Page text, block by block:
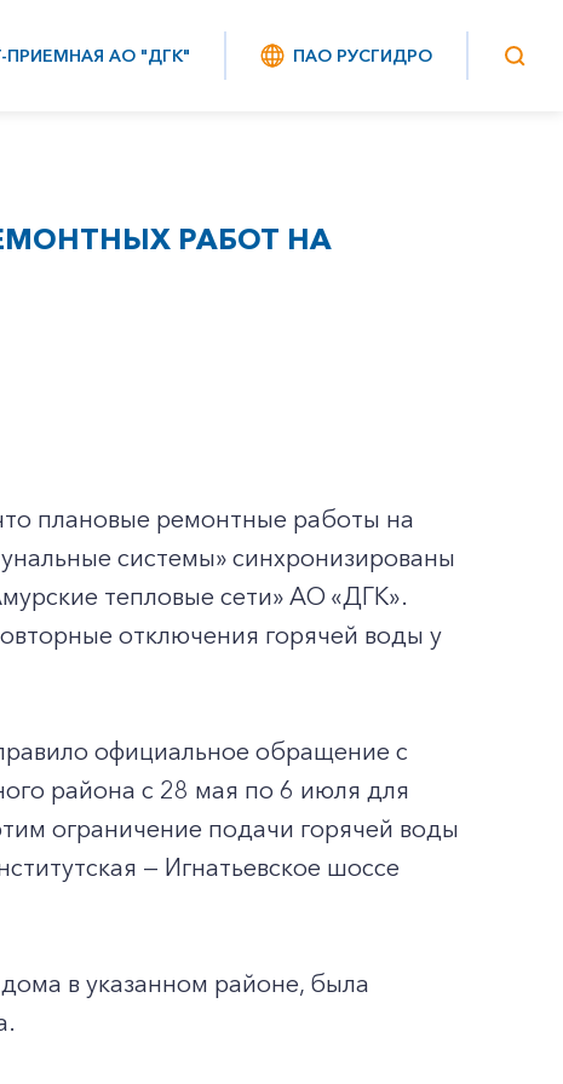
ПРИЕМНАЯ АО "ДГК" ПАО РУСГИДРО
РАБОТ НА
плановые ремонтные работы на
системы» синхронизированы
тепловые сети» АО «ДГК».
отключения горячей воды у
официальное обращение с
района с 28 мая по 6 июля для
ограничение подачи горячей воды
— Игнатьевское шоссе
в указанном районе, была